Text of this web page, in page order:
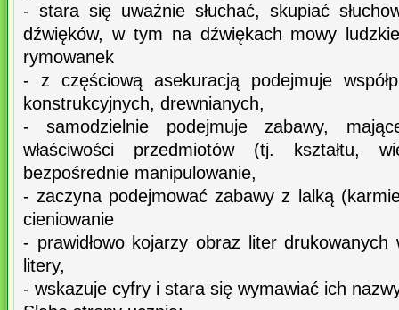
- stara się uważnie słuchać, skupiać
dźwięków, w tym na dźwiękach mowy
rymowanek
- z częściową asekuracją podejmuje
konstrukcyjnych, drewnianych,
- samodzielnie podejmuje zabawy,
właściwości przedmiotów (tj. kształtu,
bezpośrednie manipulowanie,
- zaczyna podejmować zabawy z lalką
cieniowanie
- prawidłowo kojarzy obraz liter drukowanych
litery,
- wskazuje cyfry i stara się wymawiać ich